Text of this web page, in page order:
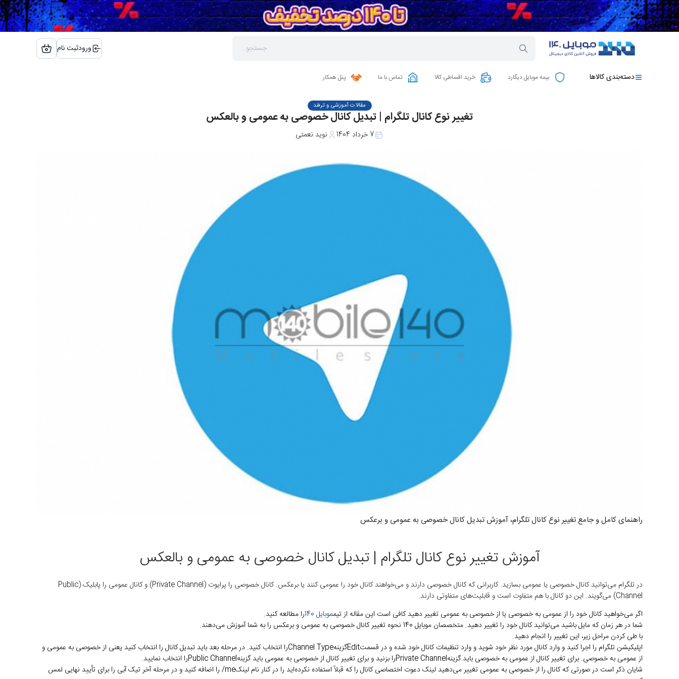
ورودثبت نام
دسته‌بندی کالاها بیمه موبایل دیگارد خرید اقساطی کالا تماس با ما پنل همکار
مقالات آموزشی و ترفند
تغییر نوع کانال تلگرام | تبدیل کانال خصوصی به عمومی و بالعکس
7 خرداد 1404 نوید نعمتی
راهنمای کامل و جامع تغییر نوع کانال تلگرام، آموزش تبدیل کانال خصوصی به عمومی و برعکس
آموزش تغییر نوع کانال تلگرام | تبدیل کانال خصوصی به عمومی و بالعکس
در تلگرام می‌توانید کانال خصوصی یا عمومی بسازید. کاربرانی که کانال خصوصی دارند و می‌خواهند کانال خود را عمومی کنند یا برعکس. کانال خصوصی را پرایوت (Private Channel) و کانال عمومی را پابلیک (Public
Channel) می‌گویند. این دو کانال با هم متفاوت است و قابلیت‌های متفاوتی دارند.
اگر می‌خواهید کانال خود را از عمومی به خصوصی یا از خصوصی به عمومی تغییر دهید کافی است این مقاله از تیمموبایل 140
را مطالعه کنید.
شما در هر زمان که مایل باشید می‌توانید کانال خود را تغییر دهید. متخصصان موبایل 140 نحوه تغییر کانال خصوصی به عمومی و برعکس را به شما آموزش می‌دهند.
با طی کردن مراحل زیر، این تغییر را انجام دهید.
اپلیکیشن تلگرام را اجرا کنید و وارد کانال مورد نظر خود شوید و وارد تنظیمات کانال خود شده و در قسمتEditگزینهChannel Typeرا انتخاب کنید. در مرحله بعد باید تبدیل کانال را انتخاب کنید یعنی از خصوصی به عمومی و
از عمومی به خصوصی. برای تغییر کانال از عمومی به خصوصی باید گزینهPrivate Channelرا بزنید و برای تغییر کانال از خصوصی به عمومی باید گزینهPublic Channelرا انتخاب نمایید.
شایان ذکر است در صورتی که کانال را از خصوصی به عمومی تغییر می‌دهید لینک دعوت اختصاصی کانال را که قبلاً استفاده نکرده‌اید را در کنار نام لینکme/ را اضافه کنید و در مرحله آخر تیک آبی را برای تأیید نهایی لمس